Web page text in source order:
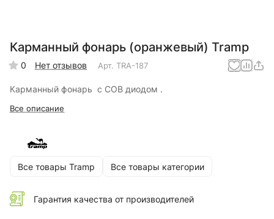
Карманный фонарь (оранжевый) Tramp
0 Нет отзывов Арт. TRA-187
Карманный фонарь с COB диодом .
Все описание
Все товары Tramp Все товары категории
Гарантия качества от производителей